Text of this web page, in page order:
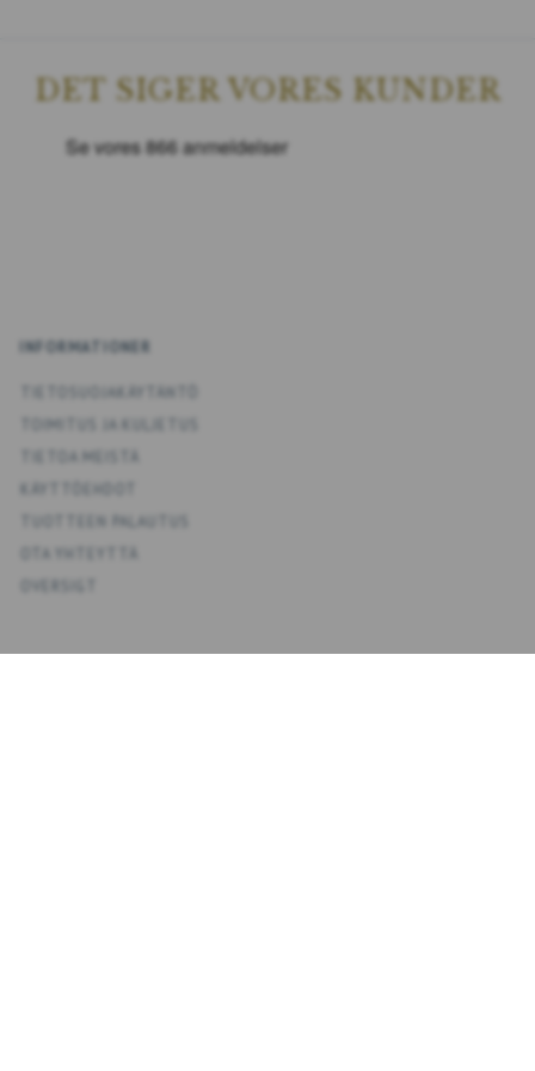
DET SIGER VORES KUNDER
INFORMATIONER
TIETOSUOJAKÄYTÄNTÖ
TOIMITUS JA KULJETUS
TIETOA MEISTÄ
TUOTTEEN PALAUTUS